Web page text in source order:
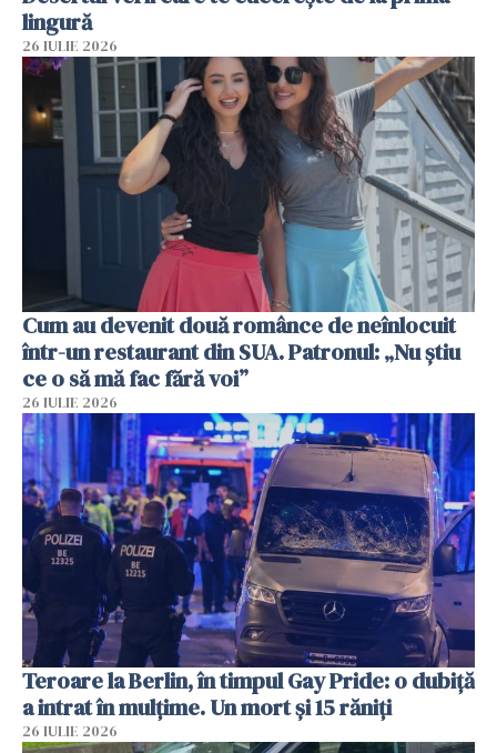
lingură
26 IULIE 2026
Cum au devenit două românce de neînlocuit
într-un restaurant din SUA. Patronul: „Nu știu
ce o să mă fac fără voi”
26 IULIE 2026
Teroare la Berlin, în timpul Gay Pride: o dubiță
a intrat în mulțime. Un mort și 15 răniți
26 IULIE 2026